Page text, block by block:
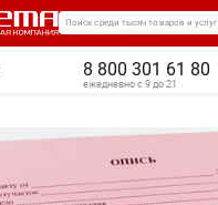
Поиск среди тысяч товаров и услуг
8 800 301 61 80
ежедневно с 9 до 21